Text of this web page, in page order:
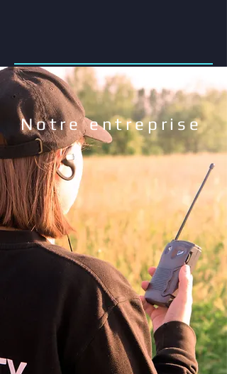
Notre entreprise